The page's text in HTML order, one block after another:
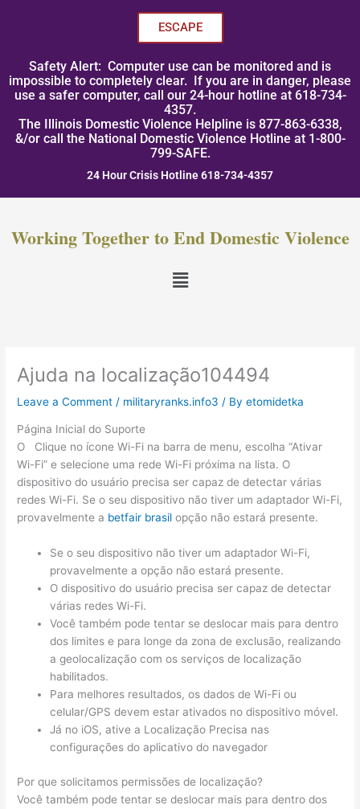
ESCAPE
Safety Alert: Computer use can be monitored and is
impossible to completely clear. If you are in danger, please
use a safer computer, call our 24-hour hotline at 618-734-
4357.
The Illinois Domestic Violence Helpline is 877-863-6338,
&/or call the National Domestic Violence Hotline at 1-800-
799-SAFE.
24 Hour Crisis Hotline 618-734-4357
Working Together to End Domestic Violence
Menu
Ajuda na localização104494
Leave a Comment / militaryranks.info3 / Byetomidetka
Página Inicial do Suporte
O Clique no ícone Wi-Fi na barra de menu, escolha “Ativar
Wi-Fi” e selecione uma rede Wi-Fi próxima na lista. O
dispositivo do usuário precisa ser capaz de detectar várias
redes Wi-Fi. Se o seu dispositivo não tiver um adaptador Wi-Fi,
provavelmente a betfair brasil opção não estará presente.
Se o seu dispositivo não tiver um adaptador Wi-Fi,
provavelmente a opção não estará presente.
O dispositivo do usuário precisa ser capaz de detectar
várias redes Wi-Fi.
Você também pode tentar se deslocar mais para dentro
dos limites e para longe da zona de exclusão, realizando
a geolocalização com os serviços de localização
habilitados.
Para melhores resultados, os dados de Wi-Fi ou
celular/GPS devem estar ativados no dispositivo móvel.
Já no iOS, ative a Localização Precisa nas
configurações do aplicativo do navegador
Por que solicitamos permissões de localização?
Você também pode tentar se deslocar mais para dentro dos